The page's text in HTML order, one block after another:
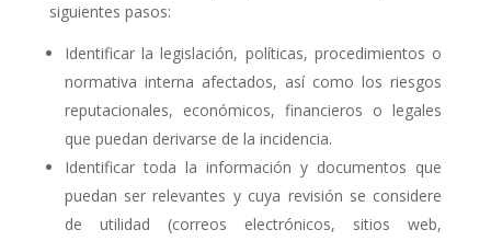
siguientes pasos:
Identificar la legislación, políticas, procedimientos o
normativa interna afectados, así como los riesgos
reputacionales, económicos, financieros o legales
que puedan derivarse de la incidencia.
Identificar toda la información y documentos que
puedan ser relevantes y cuya revisión se considere
de utilidad (correos electrónicos, sitios web,